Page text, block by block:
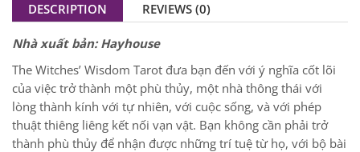
DESCRIPTION REVIEWS (0)
Nhà xuất bản: Hayhouse
The Witches’ Wisdom Tarot đưa bạn đến với ý nghĩa cốt lõi
của việc trở thành một phù thủy, một nhà thông thái với
lòng thành kính với tự nhiên, với cuộc sống, và với phép
thuật thiêng liêng kết nối vạn vật. Bạn không cần phải trở
thành phù thủy để nhận được những trí tuệ từ họ, với bộ bài